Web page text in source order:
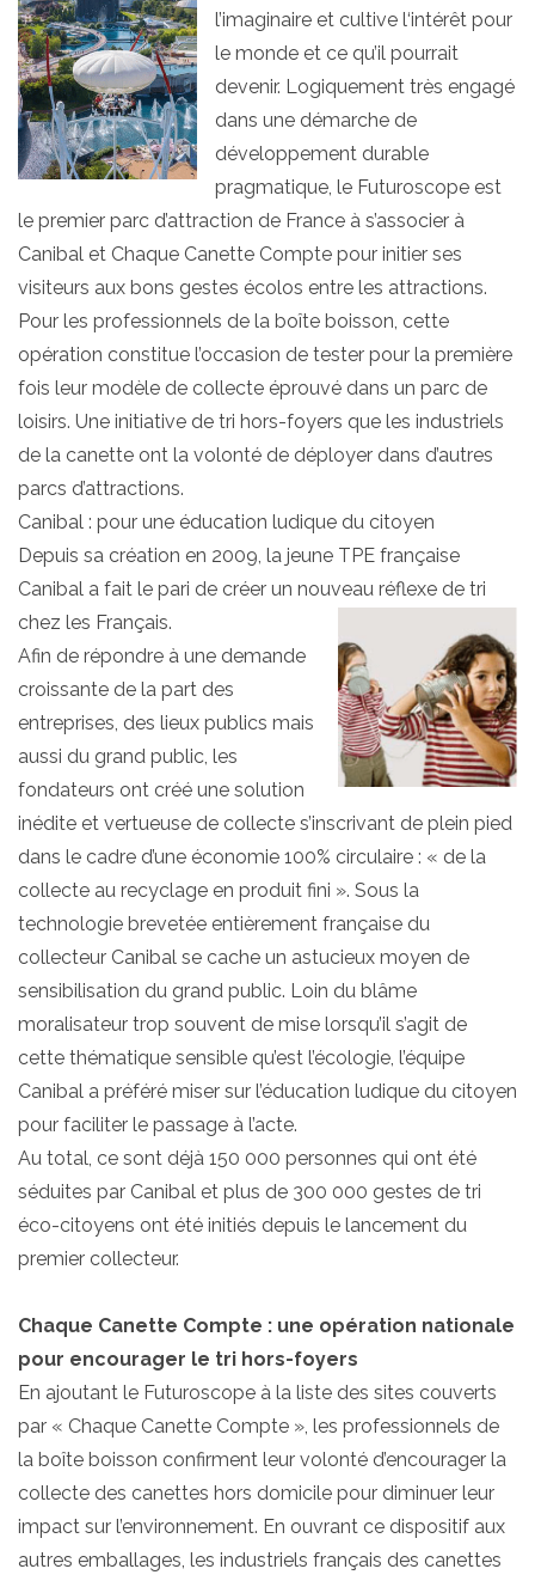
l’imaginaire et cultive l‘intérêt pour
le monde et ce qu’il pourrait
devenir. Logiquement très engagé
dans une démarche de
développement durable
pragmatique, le Futuroscope est
le premier parc d’attraction de France à s’associer à
Canibal et Chaque Canette Compte pour initier ses
visiteurs aux bons gestes écolos entre les attractions.
Pour les professionnels de la boîte boisson, cette
opération constitue l’occasion de tester pour la première
fois leur modèle de collecte éprouvé dans un parc de
loisirs. Une initiative de tri hors-foyers que les industriels
de la canette ont la volonté de déployer dans d’autres
parcs d’attractions.
Canibal : pour une éducation ludique du citoyen
Depuis sa création en 2009, la jeune TPE française
Canibal a fait le pari de créer un nouveau réflexe de tri
chez les Français.
Afin de répondre à une demande
croissante de la part des
entreprises, des lieux publics mais
aussi du grand public, les
fondateurs ont créé une solution
inédite et vertueuse de collecte s’inscrivant de plein pied
dans le cadre d’une économie 100% circulaire : « de la
collecte au recyclage en produit fini ». Sous la
technologie brevetée entièrement française du
collecteur Canibal se cache un astucieux moyen de
sensibilisation du grand public. Loin du blâme
moralisateur trop souvent de mise lorsqu’il s’agit de
cette thématique sensible qu’est l’écologie, l’équipe
Canibal a préféré miser sur l’éducation ludique du citoyen
pour faciliter le passage à l’acte.
Au total, ce sont déjà 150 000 personnes qui ont été
séduites par Canibal et plus de 300 000 gestes de tri
éco-citoyens ont été initiés depuis le lancement du
premier collecteur.
Chaque Canette Compte : une opération nationale
pour encourager le tri hors-foyers
En ajoutant le Futuroscope à la liste des sites couverts
par « Chaque Canette Compte », les professionnels de
la boîte boisson confirment leur volonté d’encourager la
collecte des canettes hors domicile pour diminuer leur
impact sur l’environnement. En ouvrant ce dispositif aux
autres emballages, les industriels français des canettes